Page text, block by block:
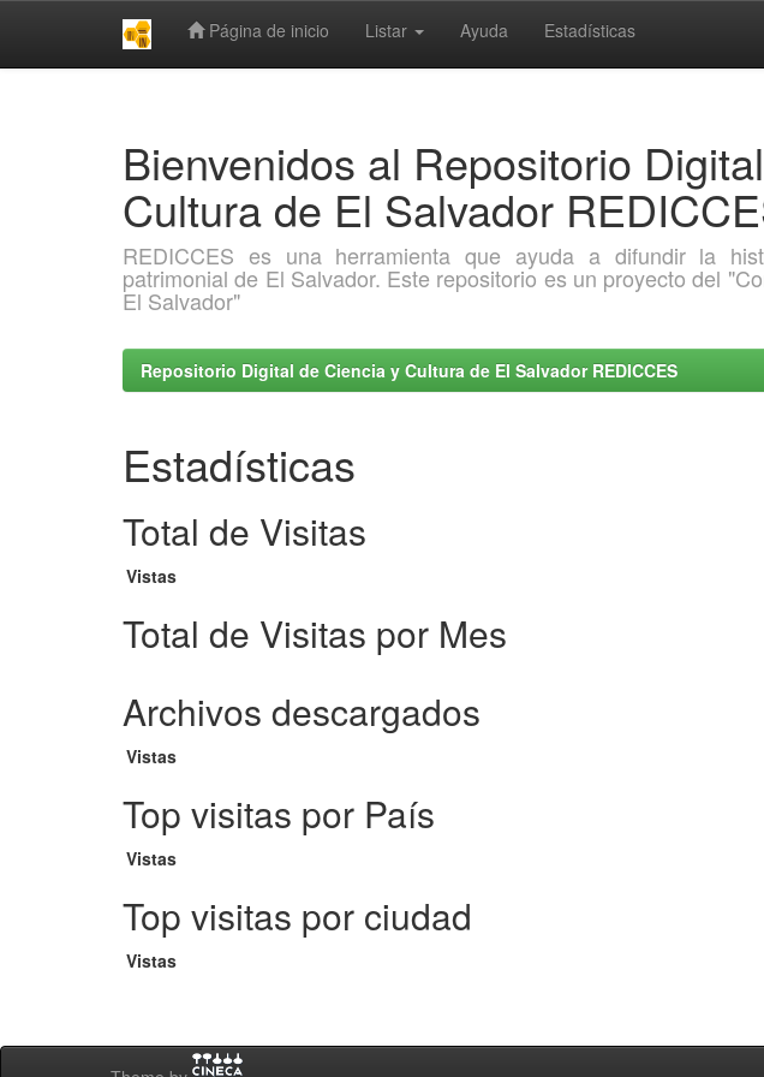
Página de inicio Listar Ayuda Estadísticas
Bienvenidos al Repositorio
Cultura de El Salvador
REDICCES es una herramienta que ayuda a difundir la
patrimonial de El Salvador. Este repositorio es un proyecto del
El Salvador"
Repositorio Digital de Ciencia y Cultura de El Salvador REDICCES
Estadísticas
Total de Visitas
Vistas
Total de Visitas por Mes
Archivos descargados
Vistas
Top visitas por País
Vistas
Top visitas por ciudad
Vistas